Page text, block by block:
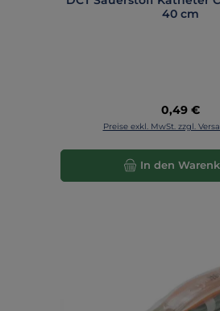
40 cm
Regulärer
0,49 €
Preise exkl. MwSt. zzgl.
In den